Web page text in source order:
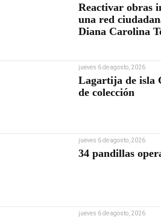
Reactivar obras
una red
Diana Carolina
jueves 6 de agosto, 2026
Lagartija de isla
de colección
jueves 6 de agosto, 2026
34 pandillas
jueves 6 de agosto, 2026